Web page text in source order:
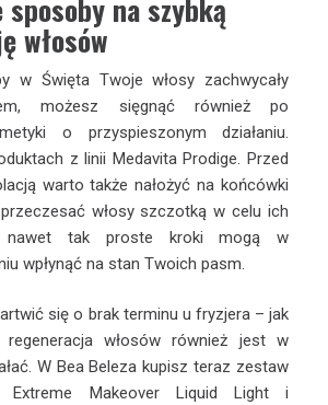
sposoby na szybką
włosów
w Święta Twoje włosy zachwycały
możesz sięgnąć również po
o przyspieszonym działaniu.
z linii Medavita Prodige. Przed
warto także nałożyć na końcówki
włosy szczotką w celu ich
nawet tak proste kroki mogą w
wpłynąć na stan Twoich pasm.
się o brak terminu u fryzjera – jak
regeneracja włosów również jest w
W Bea Beleza kupisz teraz zestaw
Extreme Makeover Liquid Light i